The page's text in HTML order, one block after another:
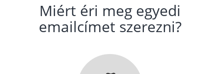
Miért éri meg egyedi
emailcímet szerezni?